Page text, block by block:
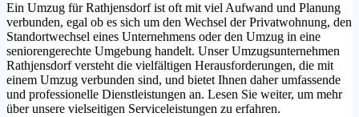
Ein Umzug für Rathjensdorf ist oft mit viel Aufwand und Planung
verbunden, egal ob es sich um den Wechsel der Privatwohnung, den
Standortwechsel eines Unternehmens oder den Umzug in eine
seniorengerechte Umgebung handelt. Unser Umzugsunternehmen
Rathjensdorf versteht die vielfältigen Herausforderungen, die mit
einem Umzug verbunden sind, und bietet Ihnen daher umfassende
und professionelle Dienstleistungen an. Lesen Sie weiter, um mehr
über unsere vielseitigen Serviceleistungen zu erfahren.